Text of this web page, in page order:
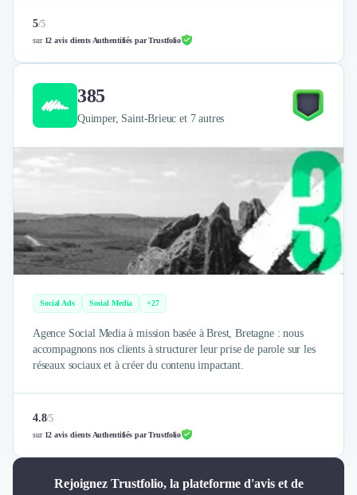
5/5
sur 12 avis clients Authentifiés par Trustfolio
385
Quimper, Saint-Brieuc et 7 autres
Social Ads Social Media +27
Agence Social Media à mission basée à Brest, Bretagne : nous
accompagnons nos clients à structurer leur prise de parole sur les
réseaux sociaux et à créer du contenu impactant.
4.8/5
sur 12 avis clients Authentifiés par Trustfolio
Rejoignez Trustfolio, la plateforme d'avis et de